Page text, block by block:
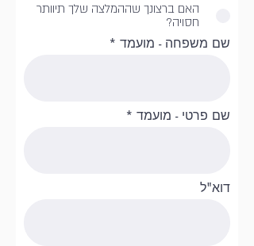
האם ברצונך שההמלצה שלך תיוותר
חסויה?
שם משפחה - מועמד
שם פרטי - מועמד
דוא"ל